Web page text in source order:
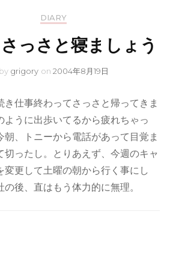
DIARY
っさと寝ましょう
by grigory on 2004年8月19日
き仕事終わってさっさと帰ってきま
ように出歩いてるから疲れちゃっ
朝、トニーから電話があって目覚ま
切ったし。とりあえず、今週のキャ
変更して土曜の朝から行く事にし
の後、直はもう体力的に無理。